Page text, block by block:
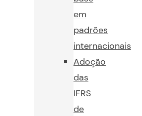
em
padrões
internacionais
Adoção
das
IFRS
de